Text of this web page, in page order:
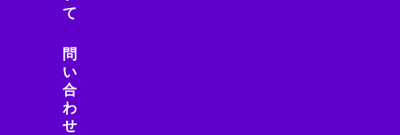
て
問
い
合
わ
せ